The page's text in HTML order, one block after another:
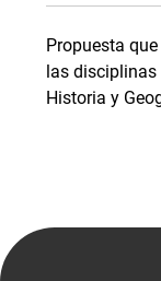
Propuesta
las
Historia y